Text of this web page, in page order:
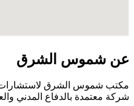
عن شموس الشرق
مكتب شموس الشرق لاستشارات
شركة معتمدة بالدفاع المدني